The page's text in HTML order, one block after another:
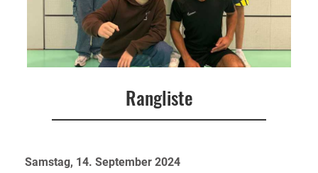
Rangliste
Samstag, 14. September 2024